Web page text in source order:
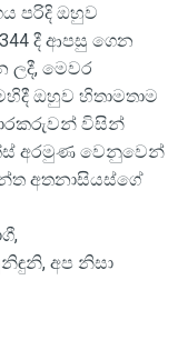
පරිදි ඔහුව
දී ආපසු ගෙන
ලදී, මෙවර
ඔහුව හිතාමතාම
විසින්
අරමුණ වෙනුවෙන්
අතනාසියස්ගේ
අප නිසා